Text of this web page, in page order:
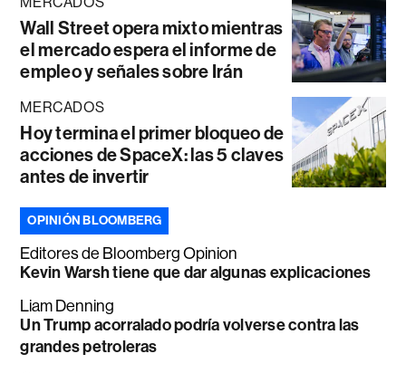
Wall Street opera mixto mientras
el mercado espera el informe de
empleo y señales sobre Irán
MERCADOS
Hoy termina el primer bloqueo de
acciones de SpaceX: las 5 claves
antes de invertir
OPINIÓN BLOOMBERG
Editores de Bloomberg Opinion
Kevin Warsh tiene que dar algunas explicaciones
Liam Denning
Un Trump acorralado podría volverse contra las
grandes petroleras